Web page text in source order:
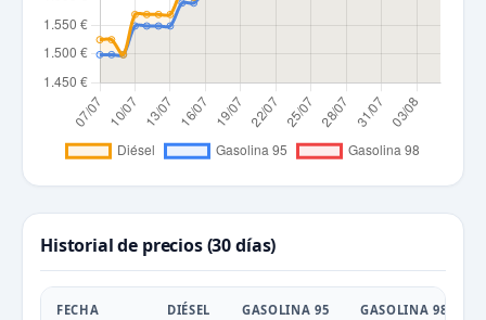
Historial de precios (30 días)
FECHA DIÉSEL GASOLINA 95 GASOLINA 98